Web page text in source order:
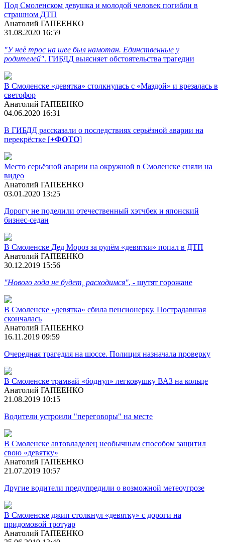
Под Смоленском девушка и молодой человек погибли в
страшном ДТП
Анатолий ГАПЕЕНКО
31.08.2020 16:59
"У неё трос на шее был намотан. Единственные у
родителей". ГИБДД выясняет обстоятельства трагедии
В Смоленске «девятка» столкнулась с «Маздой» и врезалась в
светофор
Анатолий ГАПЕЕНКО
04.06.2020 16:31
В ГИБДД рассказали о последствиях серьёзной аварии на
перекрёстке [+ФОТО]
Место серьёзной аварии на окружной в Смоленске сняли на
видео
Анатолий ГАПЕЕНКО
03.01.2020 13:25
Дорогу не поделили отечественный хэтчбек и японский
бизнес-седан
В Смоленске Дед Мороз за рулём «девятки» попал в ДТП
Анатолий ГАПЕЕНКО
30.12.2019 15:56
"Нового года не будет, расходимся", - шутят горожане
В Смоленске «девятка» сбила пенсионерку. Пострадавшая
скончалась
Анатолий ГАПЕЕНКО
16.11.2019 09:59
Очередная трагедия на шоссе. Полиция назначала проверку
В Смоленске трамвай «боднул» легковушку ВАЗ на кольце
Анатолий ГАПЕЕНКО
21.08.2019 10:15
Водители устроили "переговоры" на месте
В Смоленске автовладелец необычным способом защитил
свою «девятку»
Анатолий ГАПЕЕНКО
21.07.2019 10:57
Другие водители предупредили о возможной метеоугрозе
В Смоленске джип столкнул «девятку» с дороги на
придомовой тротуар
Анатолий ГАПЕЕНКО